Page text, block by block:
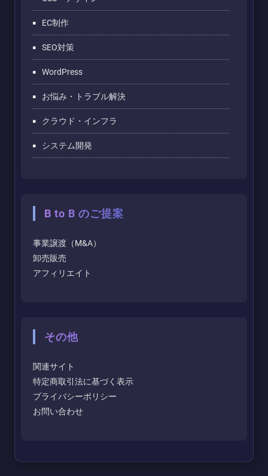
EC制作
SEO対策
WordPress
お悩み・トラブル解決
クラウド・インフラ
システム開発
B to B のご提案
事業譲渡（M&A）
卸売販売
アフィリエイト
その他
関連サイト
特定商取引法に基づく表示
プライバシーポリシー
お問い合わせ